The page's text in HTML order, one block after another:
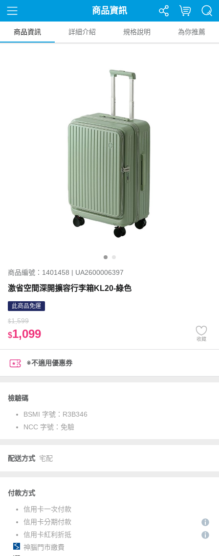
商品資訊
商品資訊 詳細介紹 規格說明 為你推薦
商品編號：1401458 | UA2600006397
激省空間深開擴容行李箱KL20-綠色
此商品免運
$1,599
$1,099 收藏
※不適用優惠券
檢驗碼
BSMI 字號： R3B346
NCC 字號： 免驗
配送方式 宅配
付款方式
信用卡一次付款
信用卡分期付款
信用卡紅利折抵
神腦門市繳費